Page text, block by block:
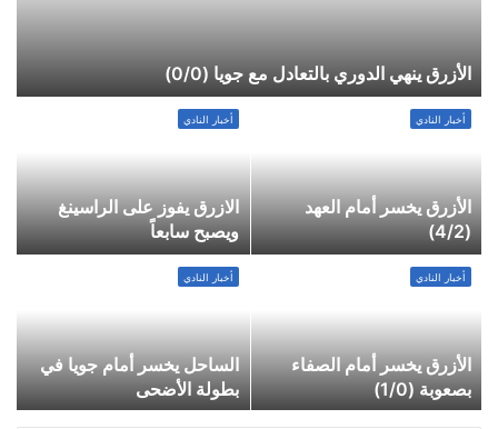
الأزرق ينهي الدوري بالتعادل مع جويا (0/0)
أخبار النادي
الأزرق يخسر أمام العهد
(4/2)
أخبار النادي
الازرق يفوز على الراسينغ
ويصبح سابعاً
أخبار النادي
الأزرق يخسر أمام الصفاء
بصعوبة (1/0)
أخبار النادي
الساحل يخسر أمام جويا في
بطولة الأضحى